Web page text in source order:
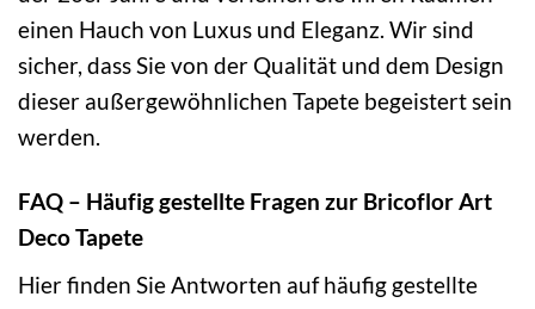
einen Hauch von Luxus und Eleganz. Wir sind
sicher, dass Sie von der Qualität und dem Design
dieser außergewöhnlichen Tapete begeistert sein
werden.
FAQ – Häufig gestellte Fragen zur Bricoflor Art
Deco Tapete
Hier finden Sie Antworten auf häufig gestellte